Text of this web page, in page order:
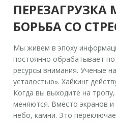
ПЕРЕЗАГРУЗКА
БОРЬБА СО
Мы живем в эпоху
постоянно обрабатывает
ресурсы внимания. Ученые
усталостью». Хайкинг
Когда вы выходите на
меняются. Вместо экранов
небо, камни. Это